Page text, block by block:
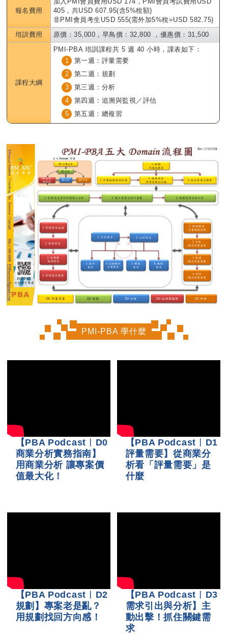
報名費用
405，共USD 607.95(含5%稅額)
非PMI會員考生USD 555(需外加5%稅=USD 582.75)
培訓費用
原價：35,000，早鳥價：32,800 ，優惠價：31,500
課程大綱
PMI-PBA 培訓課程共 5 週 40 小時，課表如下：
1
第一週：評量需要
2
第二週：規劃
3
第三週：分析
4
第四週：追溯與監視／評估
5
第五週：總複習
PMI-PBA 學什麼
【PBA Podcast︱D0
商業分析實務指南】
用商業分析 讓專案價
值最大化！
【PBA Podcast︱D1
評量需要】從商業分
析看「評量需要」是
什麼
【PBA Podcast︱D2
規劃】專案老是亂？
用規劃找回方向感！
【PBA Podcast︱D3
需求引出與分析】主
動出擊！抓住關鍵需
求